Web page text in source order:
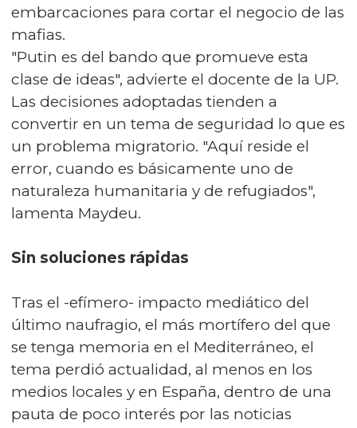
embarcaciones para cortar el negocio de las
mafias.
"Putin es del bando que promueve esta
clase de ideas", advierte el docente de la UP.
Las decisiones adoptadas tienden a
convertir en un tema de seguridad lo que es
un problema migratorio. "Aquí reside el
error, cuando es básicamente uno de
naturaleza humanitaria y de refugiados",
lamenta Maydeu.
Sin soluciones rápidas
Tras el -efímero- impacto mediático del
último naufragio, el más mortífero del que
se tenga memoria en el Mediterráneo, el
tema perdió actualidad, al menos en los
medios locales y en España, dentro de una
pauta de poco interés por las noticias